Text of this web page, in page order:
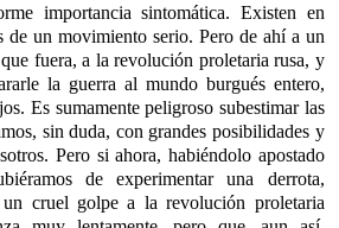
importancia sintomática. Existen en
de un movimiento serio. Pero de ahí a un
fuera, a la revolución proletaria rusa, y
la guerra al mundo burgués entero,
Es sumamente peligroso subestimar las
sin duda, con grandes posibilidades y
Pero si ahora, habiéndolo apostado
de experimentar una derrota,
un cruel golpe a la revolución proletaria